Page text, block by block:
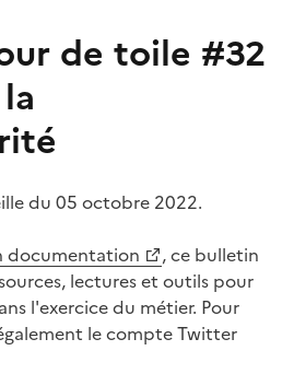
de toile #32
du 05 octobre 2022.
documentation
, ce bulletin
lectures et outils pour
l'exercice du métier. Pour
le compte Twitter